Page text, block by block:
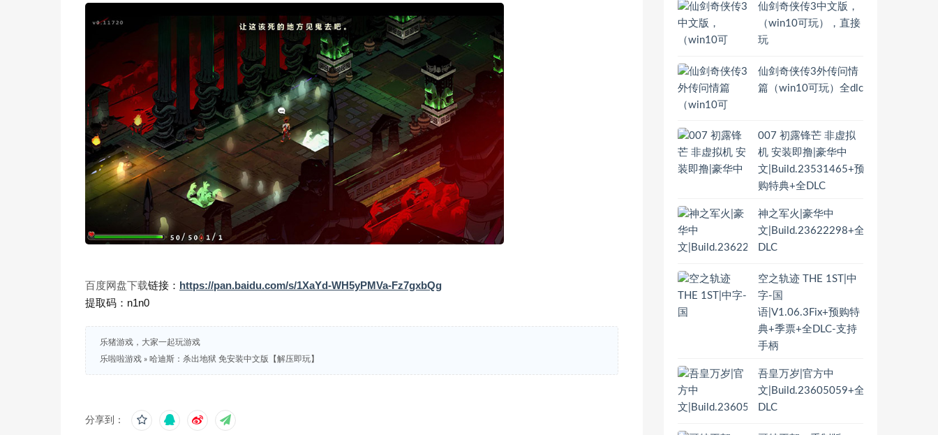
百度网盘下载链接： https://pan.baidu.com/s/1XaYd-WH5yPMVa-Fz7gxbQg
提取码：n1n0
乐猪游戏，大家一起玩游戏
乐啦啦游戏 » 哈迪斯：杀出地狱 免安装中文版【解压即玩】
分享到：
仙剑奇侠传3中文版，
（win10可玩），直接
玩
仙剑奇侠传3外传问情
篇（win10可玩）全dlc
007 初露锋芒 非虚拟
机 安装即撸|豪华中
文|Build.23531465+预
购特典+全DLC
神之军火|豪华中
文|Build.23622298+全
DLC
空之轨迹 THE 1ST|中
字-国
语|V1.06.3Fix+预购特
典+季票+全DLC-支持
手柄
吾皇万岁|官方中
文|Build.23605059+全
DLC